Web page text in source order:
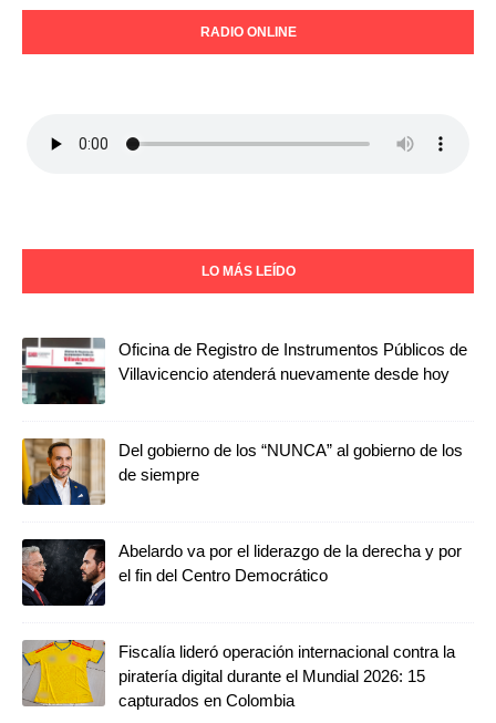
RADIO ONLINE
LO MÁS LEÍDO
Oficina de Registro de Instrumentos Públicos de
Villavicencio atenderá nuevamente desde hoy
Del gobierno de los “NUNCA” al gobierno de los
de siempre
Abelardo va por el liderazgo de la derecha y por
el fin del Centro Democrático
Fiscalía lideró operación internacional contra la
piratería digital durante el Mundial 2026: 15
capturados en Colombia